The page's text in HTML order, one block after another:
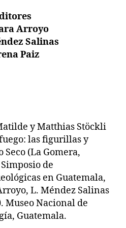
Arroyo
Salinas
Paiz
y Matthias Stöckli
las figurillas y
Seco (La Gomera,
de
en Guatemala,
L. Méndez Salinas
Museo Nacional de
Guatemala.